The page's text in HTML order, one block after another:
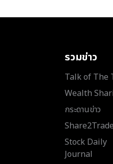
รวมข่าว
Talk of The
Wealth
กระดานข่าว
Stock Daily
Journal